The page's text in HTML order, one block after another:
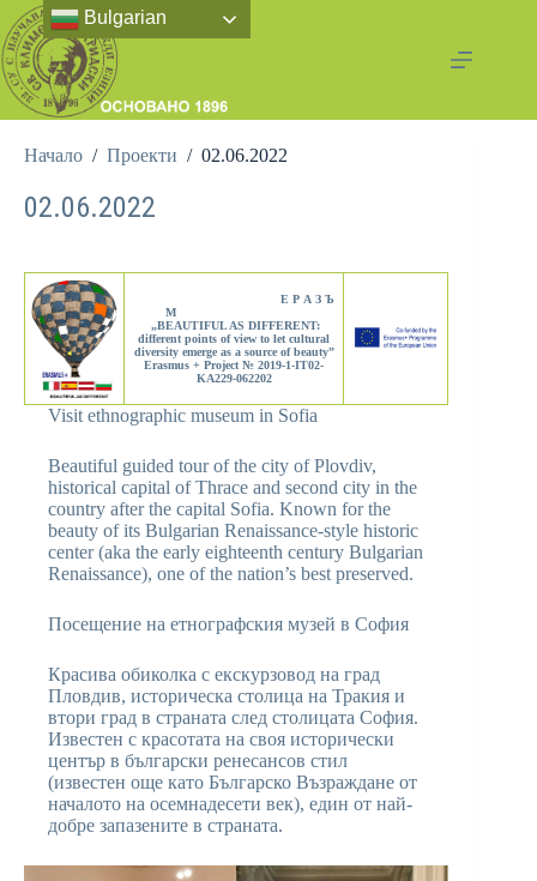
Начало / Проекти / 02.06.2022
02.06.2022
Е Р А З Ъ
М
„BEAUTIFUL AS DIFFERENT:
different points of view to let cultural
diversity emerge as a source of beauty”
Erasmus + Project № 2019-1-IT02-
KA229-062202
Visit ethnographic museum in Sofia
Beautiful guided tour of the city of Plovdiv,
historical capital of Thrace and second city in the
country after the capital Sofia. Known for the
beauty of its Bulgarian Renaissance-style historic
center (aka the early eighteenth century Bulgarian
Renaissance), one of the nation’s best preserved.
Посещение на етнографския музей в София
Красива обиколка с екскурзовод на град
Пловдив, историческа столица на Тракия и
втори град в страната след столицата София.
Известен с красотата на своя исторически
център в български ренесансов стил
(известен още като Българско Възраждане от
началото на осемнадесети век), един от най-
добре запазените в страната.
Bulgarian